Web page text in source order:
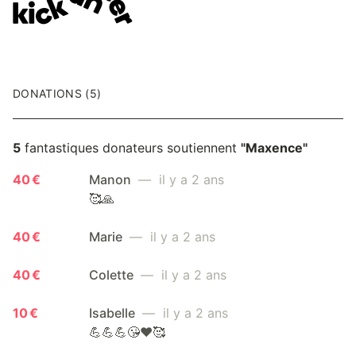
DONATIONS (5)
5 fantastiques donateurs soutiennent "Maxence"
40 €
Manon — il y a 2 ans
🥰🙏
40 € Marie — il y a 2 ans
40 € Colette — il y a 2 ans
10 € Isabelle — il y a 2 ans
💪💪💪😘❤️🥰